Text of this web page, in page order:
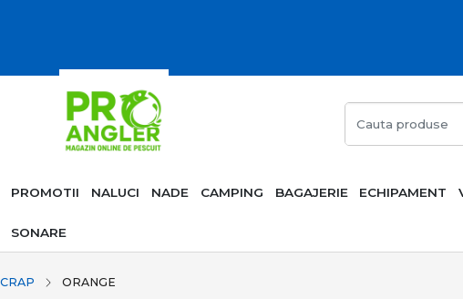
PROMOTII NALUCI NADE CAMPING BAGAJERIE ECHIPAMENT
SONARE
CRAP ORANGE